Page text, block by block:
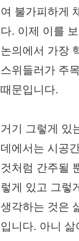
여 불가피하게
다. 이제 이를
논의에서 가장
스위들러가 주
때문입니다.
거기 그렇게 있
데에서는 시공
것처럼 간주될
렇게 있고 그렇
생각하는 것은
입니다. 아니 삶